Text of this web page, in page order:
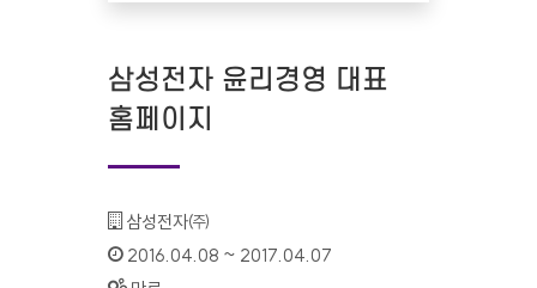
삼성전자 윤리경영 대표
홈페이지
기관명 :
삼성전자㈜
인증기간 :
2016.04.08 ~ 2017.04.07